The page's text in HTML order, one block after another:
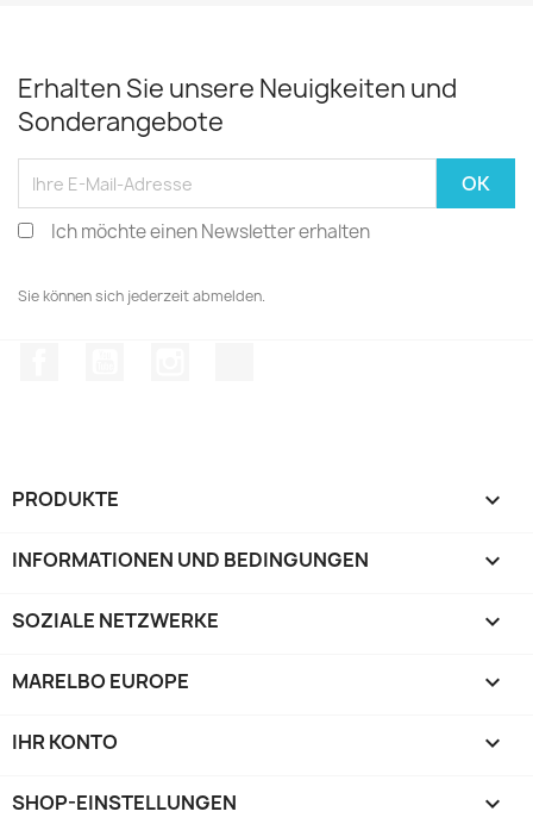
Erhalten Sie unsere Neuigkeiten und
Sonderangebote
Ich möchte einen Newsletter erhalten
Sie können sich jederzeit abmelden.
PRODUKTE 
INFORMATIONEN UND BEDINGUNGEN 
SOZIALE NETZWERKE 
MARELBO EUROPE 
IHR KONTO 
SHOP-EINSTELLUNGEN keyboard_arrow_down